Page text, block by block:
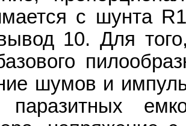
с шунта
10. Для
шумов и
паразитных